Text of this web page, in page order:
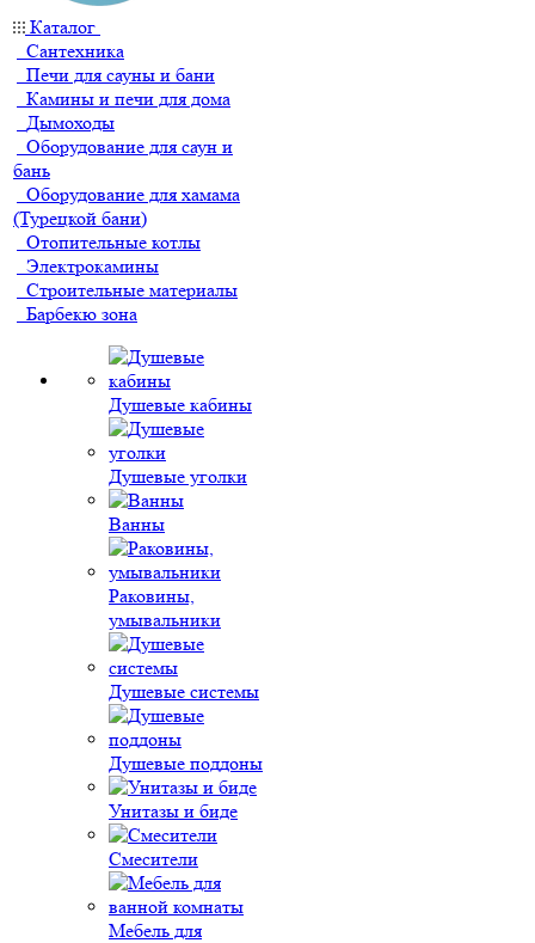
Каталог
Сантехника
Печи для сауны и бани
Камины и печи для дома
Дымоходы
Оборудование для саун и
бань
Оборудование для хамама
(Турецкой бани)
Отопительные котлы
Электрокамины
Строительные материалы
Барбекю зона
Душевые кабины
Душевые уголки
Ванны
Раковины,
умывальники
Душевые системы
Душевые поддоны
Унитазы и биде
Смесители
Мебель для